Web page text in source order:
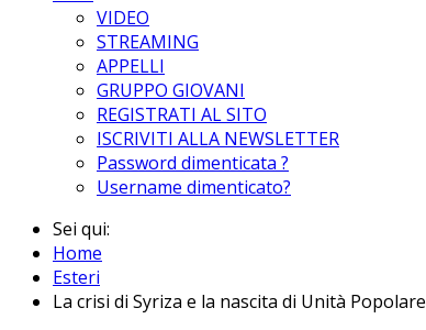
VIDEO
STREAMING
APPELLI
GRUPPO GIOVANI
REGISTRATI AL SITO
ISCRIVITI ALLA NEWSLETTER
Password dimenticata ?
Username dimenticato?
Sei qui:
Home
Esteri
La crisi di Syriza e la nascita di Unità Popolare